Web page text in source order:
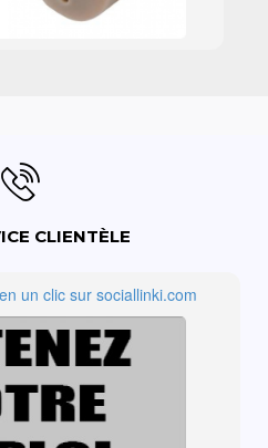
CLIENTÈLE
un clic sur sociallinki.com